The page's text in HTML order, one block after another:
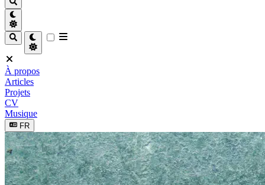
À propos
Articles
Projets
CV
Musique
FR